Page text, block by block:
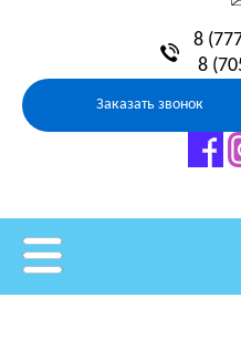
8
8
Заказать звонок